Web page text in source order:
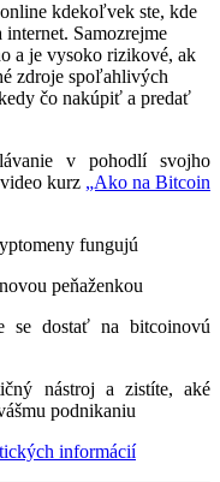
kdekoľvek ste, kde
Samozrejme
a je vysoko rizikové, ak
zdroje spoľahlivých
čo nakúpiť a predať
v pohodlí svojho
kurz „Ako na Bitcoin
fungujú
peňaženkou
se dostať na bitcoinovú
nástroj a zistíte, aké
podnikaniu
informácií